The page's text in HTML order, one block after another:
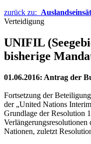
zurück zu:
Verteidigung
UNIFIL
bisherige
01.06.2016: Antrag der
Fortsetzung der
der „United Nations
Grundlage der Resolution
Verlängerungsresolutionen
Nationen, zuletzt